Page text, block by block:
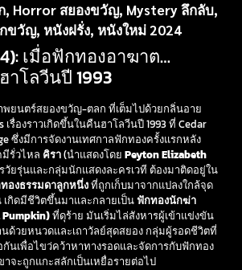
, Horror สยองขวัญ, Mystery ลึกลับ,
ขวัญ, หนังฝรั่ง, หนังใหม่ 2024
เมื่อฟักทองอาฆาต…
โลวีนปี 1993
พยนตร์สยองขวัญ-ตลก ที่เต็มไปด้วยกลิ่นอาย
รื่องราวเกิดขึ้นในคืนฮาโลวีนปี 1993 ที่ Cedar
ซึ่งมีการจัดงานเทศกาลฟักทองครั้งแรกหลัง
รั่วไหล คิรา(นำแสดงโดย Peyton Elizabeth
ยรุ่นและกลุ่มนักแสดงละครเวที ต้องมาติดอยู่ใน
องธรรมดาลูกหนึ่งที่ถูกเก็บมาจากแปลงใกล้จุด
เกิดมีชีวิตขึ้นมาและกลายเป็น ฟักทองนักฆ่า
ที่ดุร้าย มันเริ่มไล่สังหารผู้เข้าแข่งขัน
ด้วยหนวดและเถาวัลย์สุดสยอง กลุ่มผู้รอดชีวิตที่
กันเพื่อไขว่คว้าหาทางรอดและจัดการกับฟักทอง
จะถูกแกะสลักเป็นเหยื่อรายต่อไป